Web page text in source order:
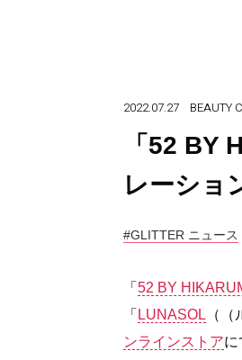
2022.07.27 BEAUTY
「52 BY
レーショ
#GLITTER ニュース
「 52 BY
「 LUNASOL （
ンラインストアに